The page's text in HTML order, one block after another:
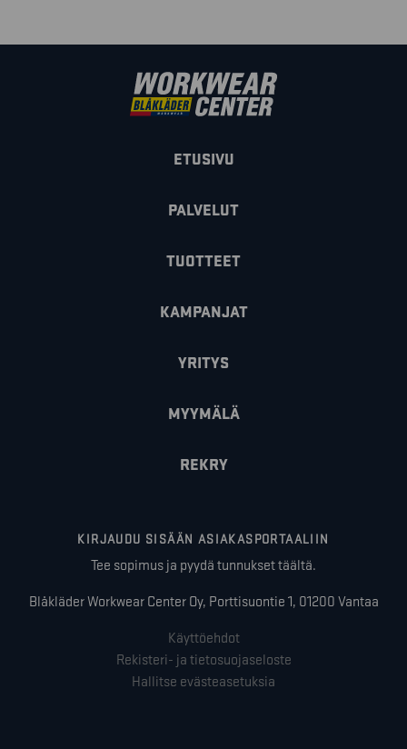
ETUSIVU
PALVELUT
TUOTTEET
KAMPANJAT
YRITYS
MYYMÄLÄ
REKRY
KIRJAUDU SISÄÄN ASIAKASPORTAALIIN
Tee sopimus ja pyydä tunnukset täältä.
Blåkläder Workwear Center Oy, Porttisuontie 1, 01200 Vantaa
Käyttöehdot
Rekisteri- ja tietosuojaseloste
Hallitse evästeasetuksia